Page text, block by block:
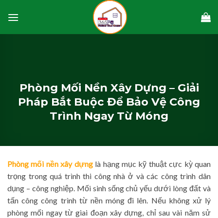
Phòng Mối Nền Xây Dựng – Giải
Pháp Bắt Buộc Để Bảo Vệ Công
Trình Ngay Từ Móng
Phòng mối nền xây dựnglà hạng mục kỹ thuật cực kỳ quan
trọng trong quá trình thi công nhà ở và các công trình dân
dụng – công nghiệp. Mối sinh sống chủ yếu dưới lòng đất và
tấn công công trình từ nền móng đi lên. Nếu không xử lý
phòng mối ngay từ giai đoạn xây dựng, chỉ sau vài năm sử